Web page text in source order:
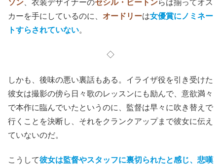
ソン 、衣装デザイナーのセシル・ビートンらは揃ってオス
カーを手にしているのに、 オードリーは女優賞にノミネー
トすらされていない。
◇
しかも、後味の悪い裏話もある。イライザ役を引き受けた
彼女は撮影の傍ら日々歌のレッスンにも励んで、意欲満々
で本作に臨んでいたというのに、監督は早々に吹き替えで
行くことを決断し、それをクランクアップまで彼女に伝え
ていないのだ。
こうして彼女は監督やスタッフに裏切られたと感じ、悲嘆